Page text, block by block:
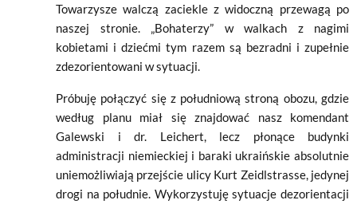
Towarzysze walczą zaciekle z widoczną przewagą po
naszej stronie. „Bohaterzy” w walkach z nagimi
kobietami i dziećmi tym razem są bezradni i zupełnie
zdezorientowani w sytuacji.
Próbuję połączyć się z południową stroną obozu, gdzie
według planu miał się znajdować nasz komendant
Galewski i dr. Leichert, lecz płonące budynki
administracji niemieckiej i baraki ukraińskie absolutnie
uniemożliwiają przejście ulicy Kurt Zeidlstrasse, jedynej
drogi na południe. Wykorzystuję sytuacje dezorientacji